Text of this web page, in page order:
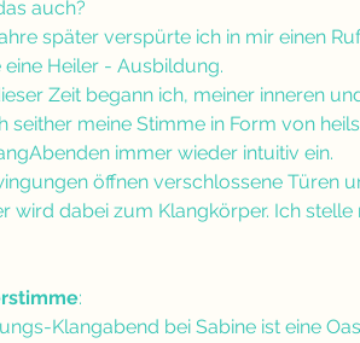
auch?
später verspürte ich in mir einen
eine Heiler - Ausbildung.
Zeit begann ich, meiner inneren
seither meine Stimme in Form von
immer wieder intuitiv ein.
öffnen verschlossene Türen
wird dabei zum Klangkörper. Ich
:
Klangabend bei Sabine ist eine